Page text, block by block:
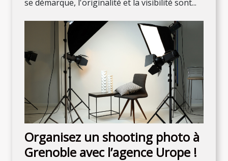
se démarque, l'originalité et la visibilité sont...
Organisez un shooting photo à
Grenoble avec l’agence Urope !